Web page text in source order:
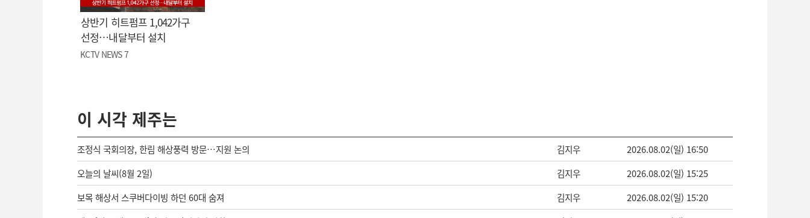
상반기 히트펌프 1,042가구
선정…내달부터 설치
KCTV NEWS 7
이 시각 제주는
조정식 국회의장, 한림 해상풍력 방문…지원 논의 김지우
2026.08.02(일) 16:50
오늘의 날씨(8월 2일)
김지우
2026.08.02(일) 15:25
보목 해상서 스쿠버다이빙 하던 60대 숨져
김지우
2026.08.02(일) 15:20